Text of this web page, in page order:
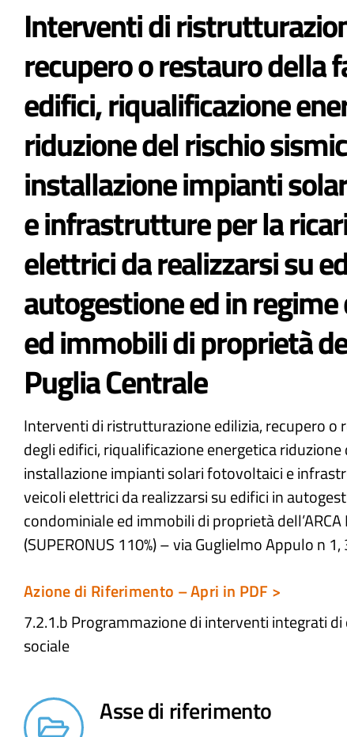
Interventi di
recupero o restauro della
edifici, riqualificazione
riduzione del rischio
installazione impianti
e infrastrutture per la
elettrici da realizzarsi su
autogestione ed in
ed immobili di proprietà
Puglia Centrale
Interventi di ristrutturazione edilizia, recupero o
degli edifici, riqualificazione energetica riduzione
installazione impianti solari fotovoltaici e
veicoli elettrici da realizzarsi su edifici in
condominiale ed immobili di proprietà
(SUPERONUS 110%) – via Guglielmo Appulo n 1,
Azione di Riferimento – Apri in PDF >
7.2.1.b Programmazione di interventi integrati
sociale​
Asse di riferimento